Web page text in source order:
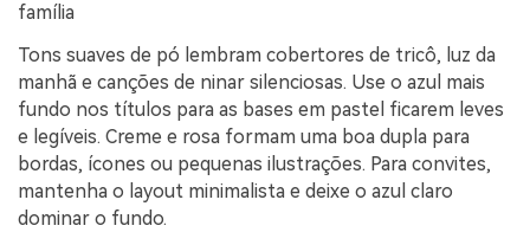
família
Tons suaves de pó lembram cobertores de tricô, luz da
manhã e canções de ninar silenciosas. Use o azul mais
fundo nos títulos para as bases em pastel ficarem leves
e legíveis. Creme e rosa formam uma boa dupla para
bordas, ícones ou pequenas ilustrações. Para convites,
mantenha o layout minimalista e deixe o azul claro
dominar o fundo.